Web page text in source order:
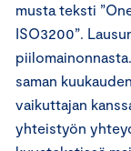
musta teksti
ISO3200”.
saman
vaikuttajan
yhteistyön